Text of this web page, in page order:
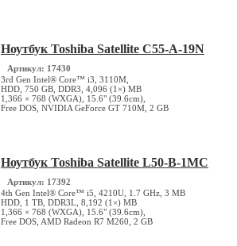
Ноутбук Toshiba Satellite C55-A-19N
Артикул: 17430
3rd Gen Intel® Core™ i3, 3110M,
HDD, 750 GB, DDR3, 4,096 (1×) MB
1,366 × 768 (WXGA), 15.6" (39.6cm),
Free DOS, NVIDIA GeForce GT 710M, 2 GB
Ноутбук Toshiba Satellite L50-B-1MC
Артикул: 17392
4th Gen Intel® Core™ i5, 4210U, 1.7 GHz, 3 MB
HDD, 1 TB, DDR3L, 8,192 (1×) MB
1,366 × 768 (WXGA), 15.6" (39.6cm),
Free DOS, AMD Radeon R7 M260, 2 GB